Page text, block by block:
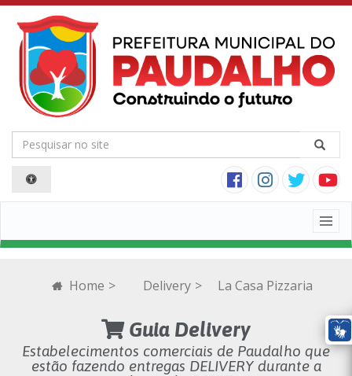
Home > Delivery > La Casa Pizzaria
Guia Delivery
Estabelecimentos comerciais de Paudalho que
estão fazendo entregas DELIVERY durante a